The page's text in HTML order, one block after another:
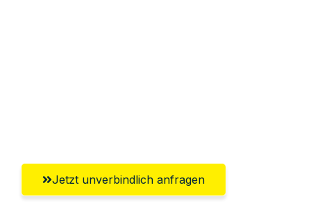
Jetzt unverbindlich anfragen